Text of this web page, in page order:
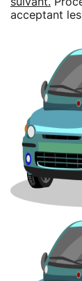
acceptant